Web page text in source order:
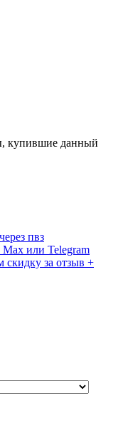
купившие данный
пвз
или Telegram
за отзыв +